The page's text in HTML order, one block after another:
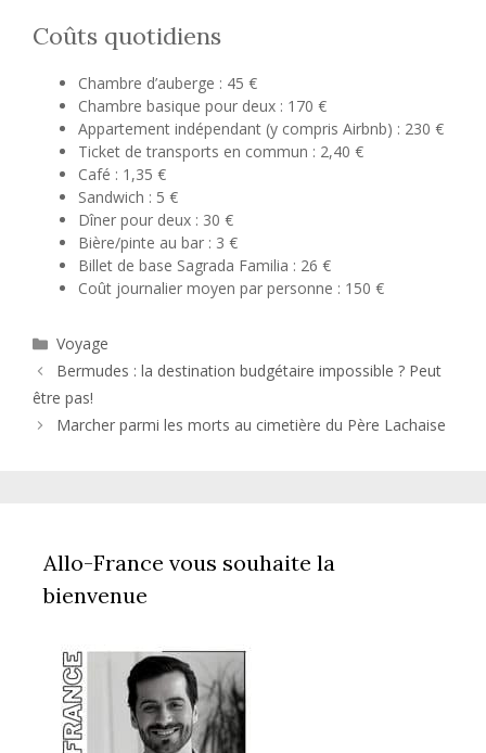
Coûts quotidiens
Chambre d’auberge : 45 €
Chambre basique pour deux : 170 €
Appartement indépendant (y compris Airbnb) : 230 €
Ticket de transports en commun : 2,40 €
Café : 1,35 €
Sandwich : 5 €
Dîner pour deux : 30 €
Bière/pinte au bar : 3 €
Billet de base Sagrada Familia : 26 €
Coût journalier moyen par personne : 150 €
Catégories
Voyage
Bermudes : la destination budgétaire impossible ? Peut
être pas!
Marcher parmi les morts au cimetière du Père Lachaise
Allo-France vous souhaite la
bienvenue